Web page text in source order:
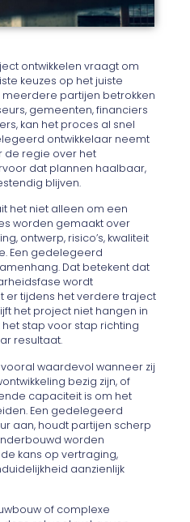
ontwikkelen vraagt om
keuzes op het juiste
partijen betrokken
gemeenten, financiers
kan het proces al snel
ontwikkelaar neemt
de regie over het
dat plannen haalbaar,
blijven.
het niet alleen om een
worden gemaakt over
ontwerp, risico’s, kwaliteit
Een gedelegeerd
Dat betekent dat
wordt
er tijdens het verdere traject
het project niet hangen in
stap voor stap richting
resultaat.
waardevol wanneer zij
bezig zijn, of
capaciteit is om het
Een gedelegeerd
aan, houdt partijen scherp
worden
kans op vertraging,
aanzienlijk
of complexe